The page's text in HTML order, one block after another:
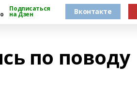
Подписаться
на Дзен Вконтакте
по поводу